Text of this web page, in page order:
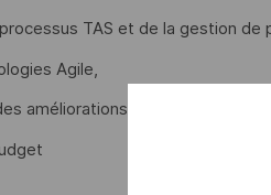
TAS et de la gestion de
Agile,
améliorations continues et